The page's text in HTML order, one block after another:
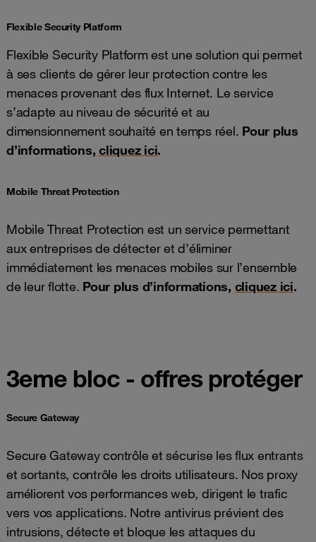
Flexible Security Platform
Flexible Security Platform est une solution qui permet
à ses clients de gérer leur protection contre les
menaces provenant des flux Internet. Le service
s’adapte au niveau de sécurité et au
dimensionnement souhaité en temps réel. Pour plus
d’informations, cliquez ici.
Mobile Threat Protection
Mobile Threat Protection est un service permettant
aux entreprises de détecter et d’éliminer
immédiatement les menaces mobiles sur l’ensemble
de leur flotte. Pour plus d’informations, cliquez ici.
3eme bloc - offres protéger
Secure Gateway
Secure Gateway contrôle et sécurise les flux entrants
et sortants, contrôle les droits utilisateurs. Nos proxy
améliorent vos performances web, dirigent le trafic
vers vos applications. Notre antivirus prévient des
intrusions, détecte et bloque les attaques du